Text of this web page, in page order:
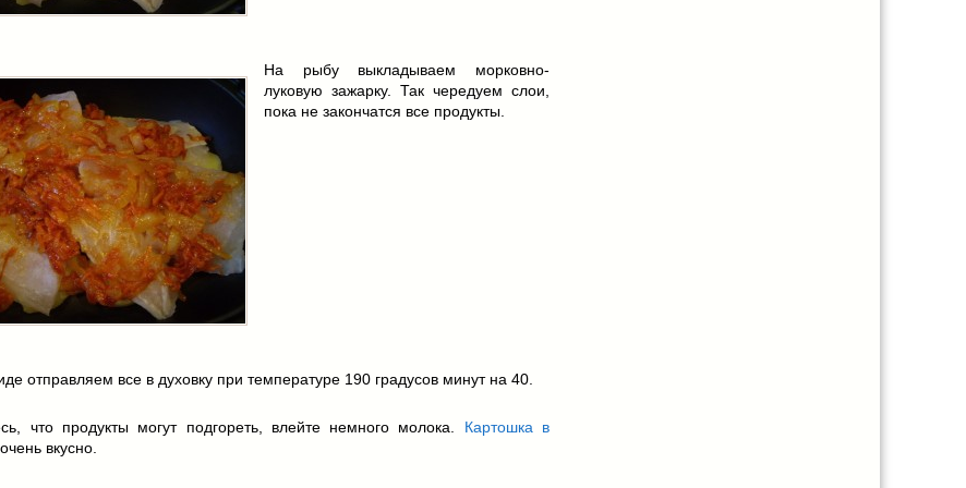
На рыбу выкладываем морковно-
луковую зажарку. Так чередуем слои,
пока не закончатся все продукты.
отправляем все в духовку при температуре 190 градусов минут на 40.
что продукты могут подгореть, влейте немного молока. Картошка в
вкусно.